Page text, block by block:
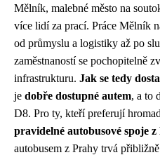
Mělník, malebné město na
více lidí za prací. Práce Mělník
od průmyslu a logistiky až po
zaměstnaností se pochopitelně
infrastrukturu. Jak se tedy
je dobře dostupné autem, a to
D8. Pro ty, kteří preferují
pravidelné autobusové spoje
autobusem z Prahy trvá